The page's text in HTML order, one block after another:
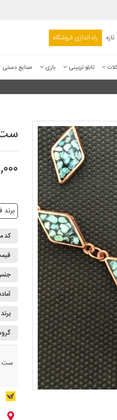
راه اندازی فروشگاه
تابلو تزیینی بازی صنایع دستی
ست
کد
برند
ست